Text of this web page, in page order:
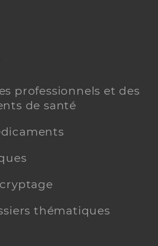
professionnels et des
de santé
thématiques